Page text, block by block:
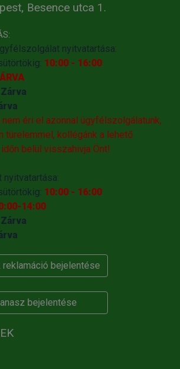
Besence utca 1.
nyitvatartása:
10:00 - 16:00
Zárva
nem éri el azonnal ügyfélszolgálatunk,
türelemmel, kollégánk a lehető
belül visszahivja Önt!
nyitvatartása:
10:00 - 16:00
14:00
Zárva
reklamáció bejelentése
bejelentése